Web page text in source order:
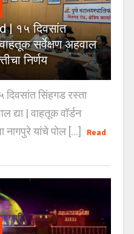
| १५ दिवसांत
सर्वेक्षण अहवाल
निर्णय
सिंहगड रस्ता
द्या | वाहतूक वॉर्डन
नागपुरे यांचे पोल [...]
Read